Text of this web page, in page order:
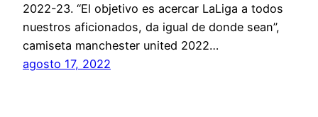
2022-23. “El objetivo es acercar LaLiga a todos
nuestros aficionados, da igual de donde sean”,
camiseta manchester united 2022…
agosto 17, 2022